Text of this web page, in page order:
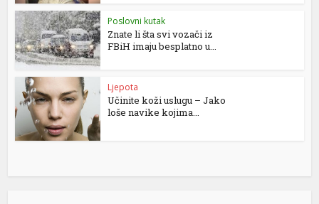
Poslovni kutak
Znate li šta svi vozači iz
FBiH imaju besplatno u...
Ljepota
Učinite koži uslugu – Jako
loše navike kojima...